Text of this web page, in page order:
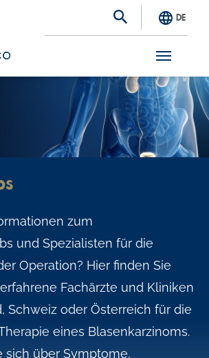
DE
zum
und Spezialisten für die
Operation? Hier finden Sie
Fachärzte und Kliniken
Schweiz oder Österreich für die
eines Blasenkarzinoms.
sich über Symptome,